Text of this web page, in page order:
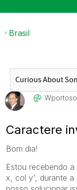
Brasil
Caractere
Bom dia!
Estou recebendo
x, col y', durante a